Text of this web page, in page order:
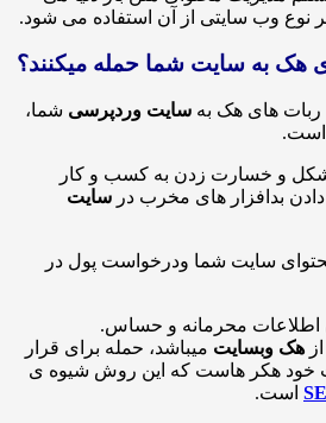
سایتی از آن استفاده می شود.
سایت شما حمله میکنند؟
هک بهسایت وردپرسیشما،
زدن به کسب و کار
های مخرب درسایت
شما ودرخواست پول در
محرمانه و حساس.
میباشد، حمله برای قرار
هاست که این روش شیوه ی